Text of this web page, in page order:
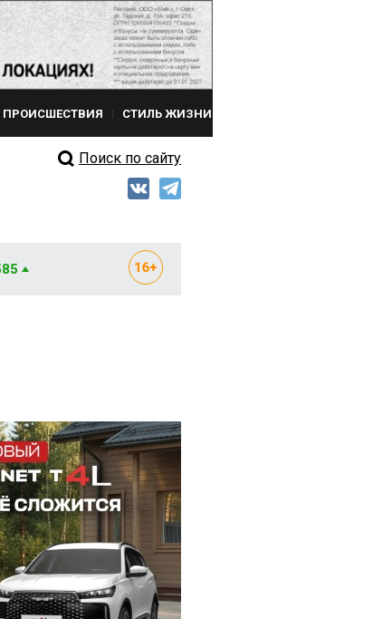
ПРОИСШЕСТВИЯ СТИЛЬ ЖИЗНИ
Поиск по сайту